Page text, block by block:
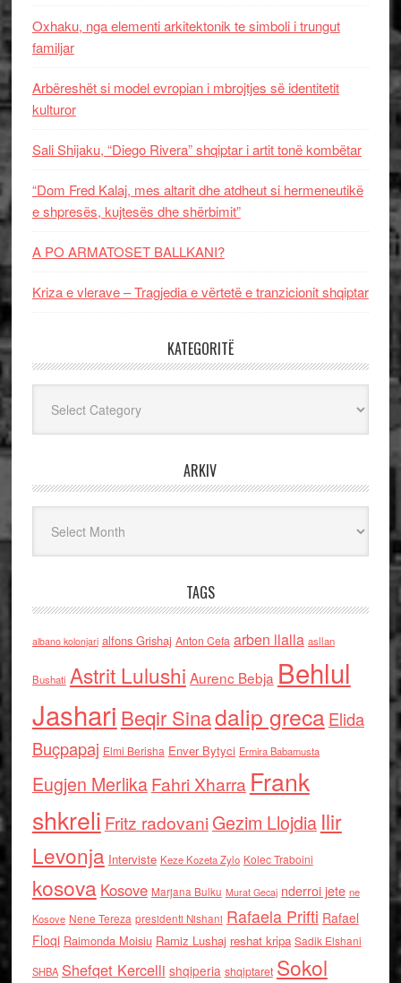
Oxhaku, nga elementi arkitektonik te simboli i trungut
familjar
Arbëreshët si model evropian i mbrojtjes së identitetit
kulturor
Sali Shijaku, “Diego Rivera” shqiptar i artit tonë kombëtar
“Dom Fred Kalaj, mes altarit dhe atdheut si hermeneutikë
e shpresës, kujtesës dhe shërbimit”
A PO ARMATOSET BALLKANI?
Kriza e vlerave – Tragjedia e vërtetë e tranzicionit shqiptar
KATEGORITË
ARKIV
TAGS
albano kolonjari alfons Grishaj Anton Cefa arben llalla asllan
Bushati Astrit Lulushi Aurenc Bebja Behlul
Jashari Beqir Sinadalip grecaElida
Buçpapaj Elmi Berisha Enver Bytyci Ermira Babamusta
Eugjen MerlikaFahri Xharra Frank
shkreli Fritz radovaniGezim Llojdia Ilir
Levonja Interviste Keze Kozeta Zylo Kolec Traboini
kosova Kosove Marjana Bulku Murat Gecaj nderroi jete ne
Kosove Nene Tereza presidenti Nishani Rafaela Prifti Rafael
Floqi Raimonda Moisiu Ramiz Lushaj reshat kripa Sadik Elshani
SHBA Shefqet Kercelli shqiperia shqiptaret Sokol